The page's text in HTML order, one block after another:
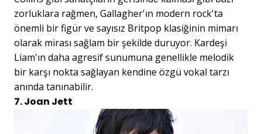
zorluklara rağmen, Gallagher'ın modern rock'ta
önemli bir figür ve sayısız Britpop klasiğinin mimarı
olarak mirası sağlam bir şekilde duruyor. Kardeşi
Liam'ın daha agresif sunumuna genellikle melodik
bir karşı nokta sağlayan kendine özgü vokal tarzı
anında tanınabilir.
7. Joan Jett